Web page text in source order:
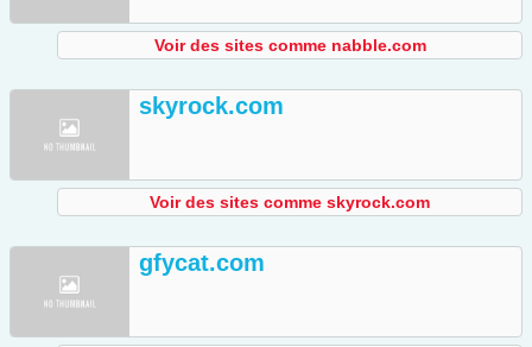
Voir des sites comme nabble.com
skyrock.com
Voir des sites comme skyrock.com
gfycat.com